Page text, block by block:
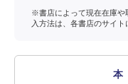
※書店によって現在在庫や
入方法は、各書店のサイト
本